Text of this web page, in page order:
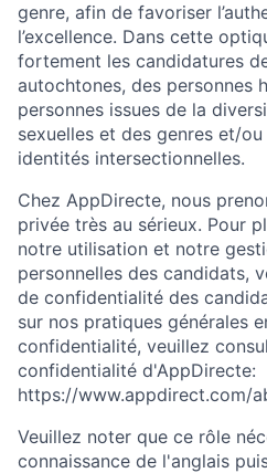
genre, afin de favoriser
l’excellence. Dans cette
fortement les candidatures
autochtones, des personnes
personnes issues de la
sexuelles et des genres et/
identités intersectionnelles.
Chez AppDirecte, nous
privée très au sérieux. Pour
notre utilisation et notre
personnelles des candidats,
de confidentialité des
sur nos pratiques générales
confidentialité, veuillez
confidentialité d'AppDirecte:
https://www.appdirect.com/
Veuillez noter que ce rôle
connaissance de l'anglais